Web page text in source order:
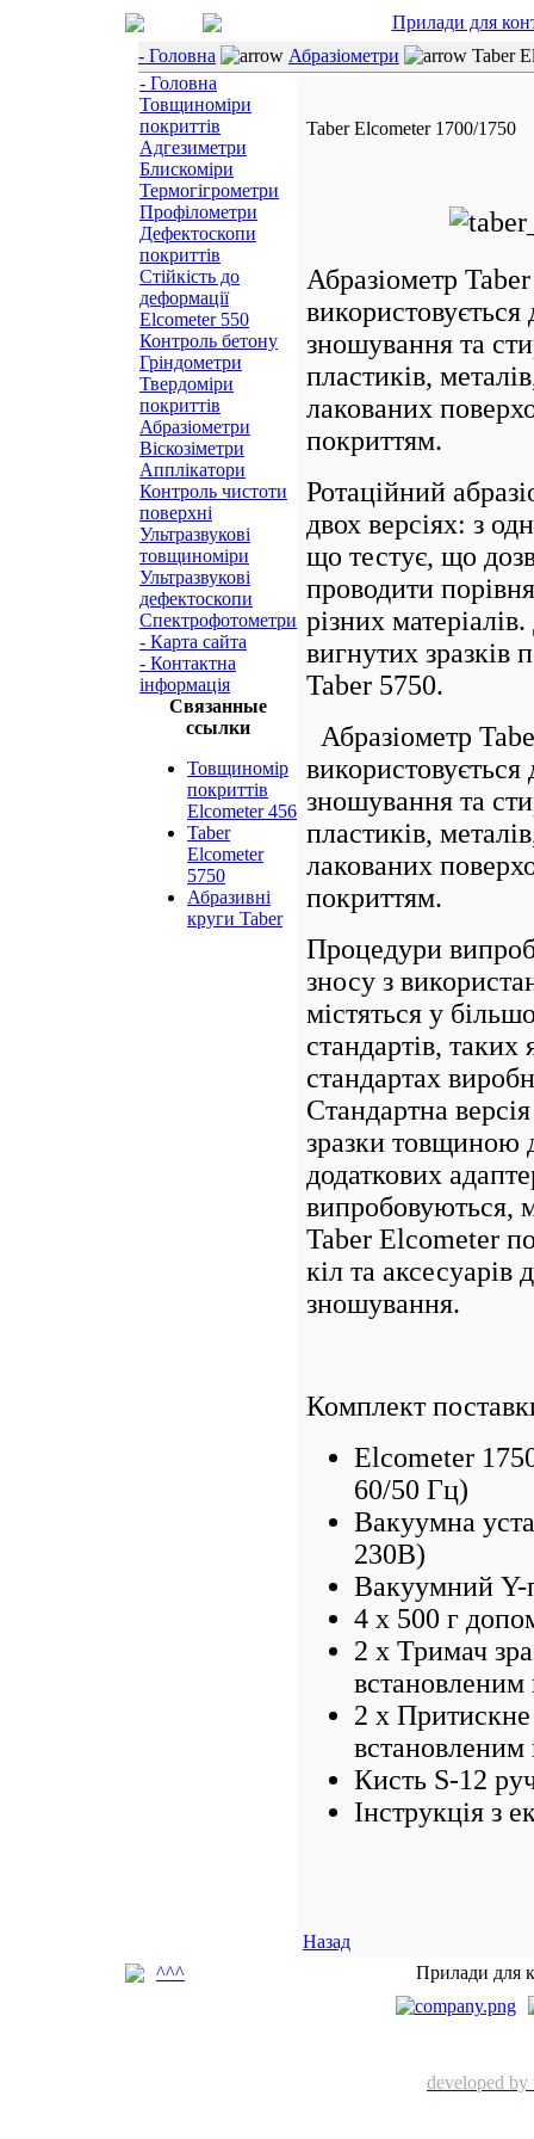
Прилади для
- Головна
Абразіометри
Taber
- Головна
Товщиноміри
покриттів
Адгезиметри
Блискоміри
Термогігрометри
Профілометри
Дефектоскопи
покриттів
Стійкість до
деформації
Elcometer 550
Контроль бетону
Гріндометри
Твердоміри
покриттів
Абразіометри
Віскозіметри
Апплікатори
Контроль чистоти
поверхні
Ультразвукові
товщиноміри
Ультразвукові
дефектоскопи
Спектрофотометри
- Карта сайта
- Контактна
інформація
Связанные
ссылки
Товщиномір
покриттів
Elcometer 456
Taber
Elcometer
5750
Абразивні
круги Taber
Taber Elcometer 1700/1750
Абразіометр
використовується
зношування та
пластиків,
лакованих
покриттям.
Ротаційний
двох версіях: з
що тестує, що
проводити
різних
вигнутих зразків
Taber 5750.
Абразіометр
використовується
зношування та
пластиків,
лакованих
покриттям.
Процедури
зносу з
містяться у
стандартів,
стандартах
Стандартна
зразки товщиною
додаткових
випробовуються,
Taber Elcometer
кіл та аксесуарів
зношування.
Комплект
Elcometer
60/50 Гц)
Вакуумна
230В)
Вакуумний Y-
4 х 500 г
2 х Тримач
встановленим
2 х Притискне
встановленим
Кисть S-12
Інструкція з
Назад
^^^
Прилади для
developed